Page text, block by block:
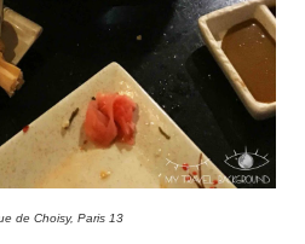
de Choisy, Paris 13